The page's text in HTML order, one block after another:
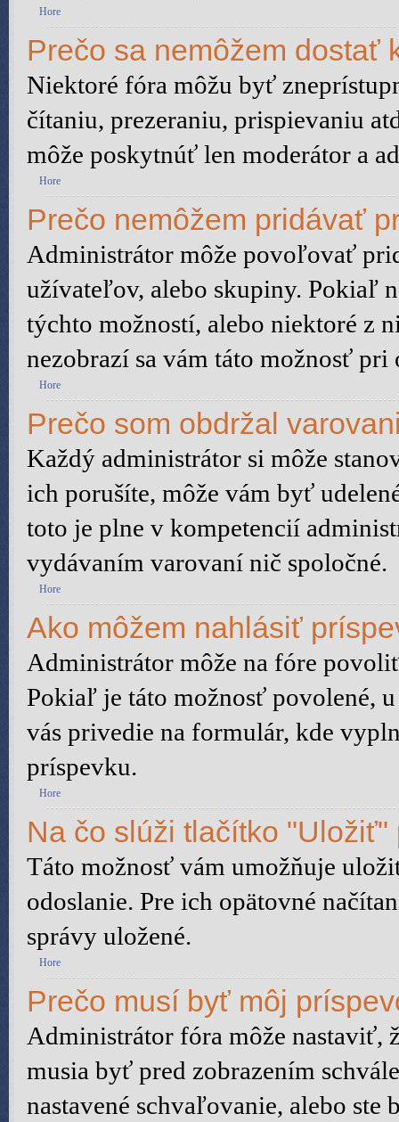
Hore
Prečo sa nemôžem dostať
Niektoré fóra môžu byť
čítaniu, prezeraniu, prispievaniu
môže poskytnúť len moderátor a
Hore
Prečo nemôžem pridávať
Administrátor môže povoľovať
užívateľov, alebo skupiny. Pokiaľ
týchto možností, alebo niektoré z
nezobrazí sa vám táto možnosť
Hore
Prečo som obdržal
Každý administrátor si môže
ich porušíte, môže vám byť
toto je plne v kompetencií
vydávaním varovaní nič spoločné.
Hore
Ako môžem nahlásiť
Administrátor môže na fóre
Pokiaľ je táto možnosť povolené,
vás privedie na formulár, kde
príspevku.
Hore
Na čo slúži tlačítko
Táto možnosť vám umožňuje
odoslanie. Pre ich opätovné
správy uložené.
Hore
Prečo musí byť môj
Administrátor fóra môže nastaviť,
musia byť pred zobrazením
nastavené schvaľovanie, alebo